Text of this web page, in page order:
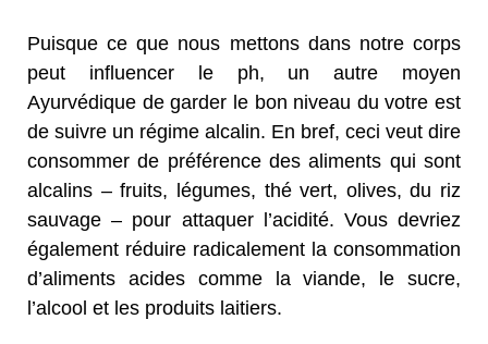
Puisque ce que nous mettons dans notre corps
peut influencer le ph, un autre moyen
Ayurvédique de garder le bon niveau du votre est
de suivre un régime alcalin. En bref, ceci veut dire
consommer de préférence des aliments qui sont
alcalins – fruits, légumes, thé vert, olives, du riz
sauvage – pour attaquer l’acidité. Vous devriez
également réduire radicalement la consommation
d’aliments acides comme la viande, le sucre,
l’alcool et les produits laitiers.